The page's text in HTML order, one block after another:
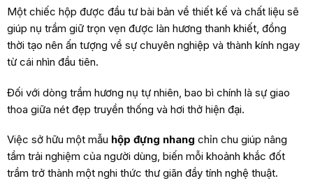
Một chiếc hộp được đầu tư bài bản về thiết kế và chất liệu sẽ
giúp nụ trầm giữ trọn vẹn được làn hương thanh khiết, đồng
thời tạo nên ấn tượng về sự chuyên nghiệp và thành kính ngay
từ cái nhìn đầu tiên.
Đối với dòng trầm hương nụ tự nhiên, bao bì chính là sự giao
thoa giữa nét đẹp truyền thống và hơi thở hiện đại.
Việc sở hữu một mẫu hộp đựng nhang chỉn chu giúp nâng
tầm trải nghiệm của người dùng, biến mỗi khoảnh khắc đốt
trầm trở thành một nghi thức thư giãn đầy tính nghệ thuật.